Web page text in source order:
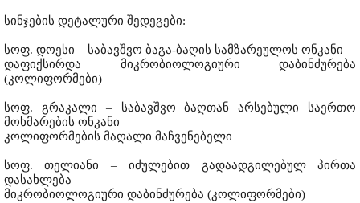
სინჯების დეტალური შედეგები:
სოფ. დოესი – საბავშვო ბაგა-ბაღის სამზარეულოს ონკანი
დაფიქსირდა მიკრობიოლოგიური დაბინძურება
(კოლიფორმები)
სოფ. გრაკალი – საბავშვო ბაღთან არსებული საერთო
მოხმარების ონკანი
კოლიფორმების მაღალი მაჩვენებელი
სოფ. თელიანი – იძულებით გადაადგილებულ პირთა
დასახლება
მიკრობიოლოგიური დაბინძურება (კოლიფორმები)